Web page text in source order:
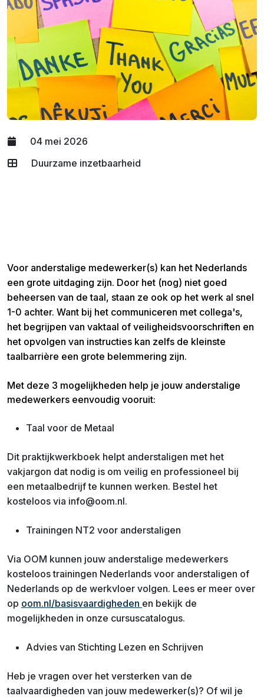
04 mei 2026
Duurzame inzetbaarheid
Voor anderstalige medewerker(s) kan het Nederlands
een grote uitdaging zijn. Door het (nog) niet goed
beheersen van de taal, staan ze ook op het werk al snel
1-0 achter. Want bij het communiceren met collega's,
het begrijpen van vaktaal of veiligheidsvoorschriften en
het opvolgen van instructies kan zelfs de kleinste
taalbarrière een grote belemmering zijn.
Met deze 3 mogelijkheden help je jouw anderstalige
medewerkers eenvoudig vooruit:
Taal voor de Metaal
Dit praktijkwerkboek helpt anderstaligen met het
vakjargon dat nodig is om veilig en professioneel bij
een metaalbedrijf te kunnen werken. Bestel het
kosteloos via info@oom.nl.
Trainingen NT2 voor anderstaligen
Via OOM kunnen jouw anderstalige medewerkers
kosteloos trainingen Nederlands voor anderstaligen of
Nederlands op de werkvloer volgen. Lees er meer over
op oom.nl/basisvaardigheden en bekijk de
mogelijkheden in onze cursuscatalogus.
Advies van Stichting Lezen en Schrijven
Heb je vragen over het versterken van de
taalvaardigheden van jouw medewerker(s)? Of wil je